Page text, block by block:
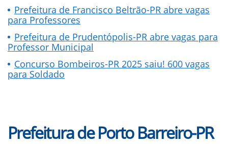
Prefeitura de Francisco Beltrão-PR abre vagas
para Professores
Prefeitura de Prudentópolis-PR abre vagas para
Professor Municipal
Concurso Bombeiros-PR 2025 saiu! 600 vagas
para Soldado
Prefeitura de Porto Barreiro-PR